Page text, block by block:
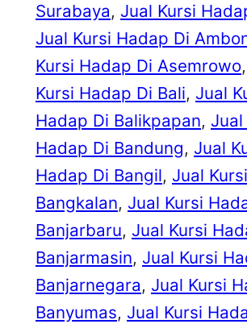
Surabaya, Jual Kursi
Jual Kursi Hadap Di
Kursi Hadap Di Asemrowo,
Kursi Hadap Di Bali, Jual
Hadap Di Balikpapan, Jual
Hadap Di Bandung, Jual
Hadap Di Bangil, Jual
Bangkalan, Jual Kursi
Banjarbaru, Jual Kursi
Banjarmasin, Jual Kursi
Banjarnegara, Jual Kursi
Banyumas, Jual Kursi